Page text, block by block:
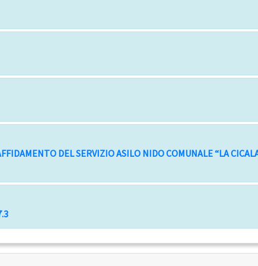
DEL SERVIZIO ASILO NIDO COMUNALE “LA